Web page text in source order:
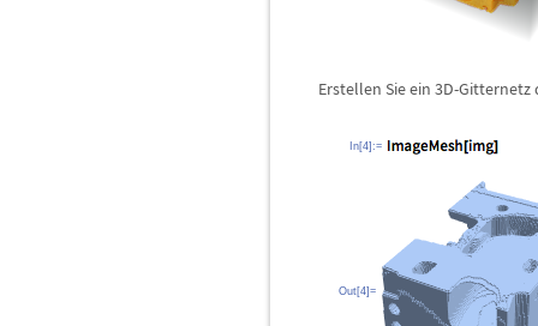
Erstellen Sie ein 3D-Gitternetz
In[4]:=
Out[4]=